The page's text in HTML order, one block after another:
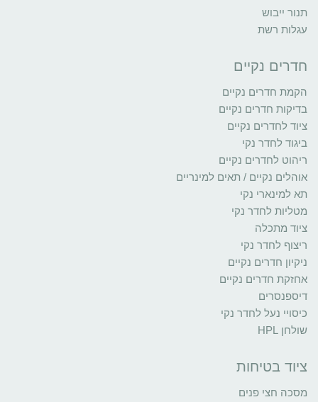
תנור ייבוש
עגלות רשת
חדרים נקיים
הקמת חדרים נקיים
בדיקות חדרים נקיים
ציוד לחדרים נקיים
ביגוד לחדר נקי
ריהוט לחדרים נקיים
אוהלים נקיים / תאים למינריים
תא למינארי נקי
מטליות לחדר נקי
ציוד מתכלה
ריצוף לחדר נקי
ניקיון חדרים נקיים
אחזקת חדרים נקיים
דיספנסרים
כיסויי נעל לחדר נקי
שולחן HPL
ציוד בטיחות
מסכה חצי פנים